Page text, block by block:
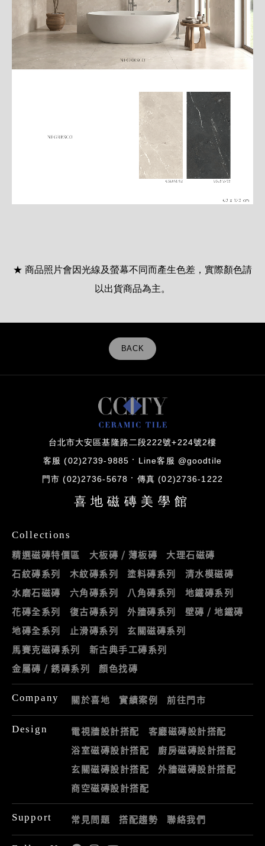
★ 商品照片會因光線及螢幕不同而產生色差，實際顏色請
以出貨商品為主。
BACK
台北市大安區基隆路二段222號+224號2樓
客服 (02)2739-9885 Line客服 @goodtile
門市 (02)2736-5678 傳真 (02)2736-1222
喜地磁磚美學館
Collections
精選磁磚特價區 大板磚 / 薄板磚
大理石磁磚
石紋磚系列
木紋磚系列 塗料磚系列
清水模磁磚
水磨石磁磚
六角磚系列 八角磚系列
地鐵磚系列
花磚全系列
復古磚系列 外牆磚系列
壁磚 / 地鐵磚
地磚全系列
止滑磚系列
玄關磁磚系列
馬賽克磁磚系列
新古典手工磚系列
金屬磚 / 銹磚系列
顏色找磚
Company 關於喜地 實績案例 前往門市
Design 電視牆設計搭配
客廳磁磚設計搭配
浴室磁磚設計搭配
廚房磁磚設計搭配
玄關磁磚設計搭配
外牆磁磚設計搭配
商空磁磚設計搭配
Support 常見問題 搭配趨勢 聯絡我們